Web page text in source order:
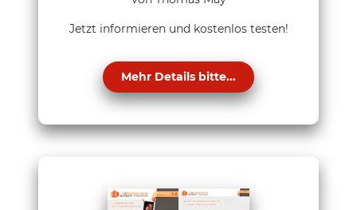
Jetzt informieren und kostenlos testen!
Mehr Details bitte...